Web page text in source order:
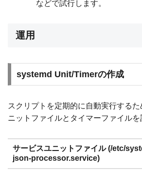
などで試行します。
運用
systemd Unit/Timerの作成
スクリプトを定期的に自動実行するた
ニットファイルとタイマーファイルを
サービスユニットファイル (/etc/
json-processor.service)